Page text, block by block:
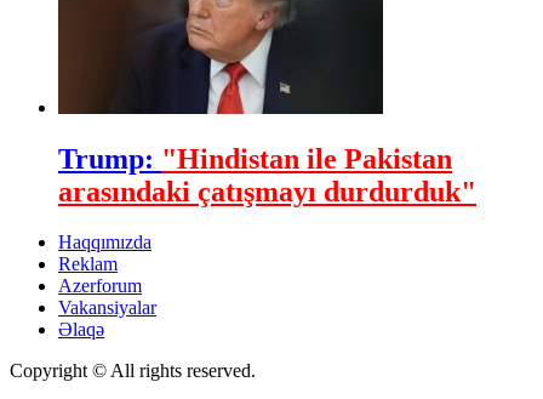
Trump: "Hindistan ile Pakistan
arasındaki çatışmayı durdurduk"
Haqqımızda
Reklam
Azerforum
Vakansiyalar
Əlaqə
Copyright © All rights reserved.